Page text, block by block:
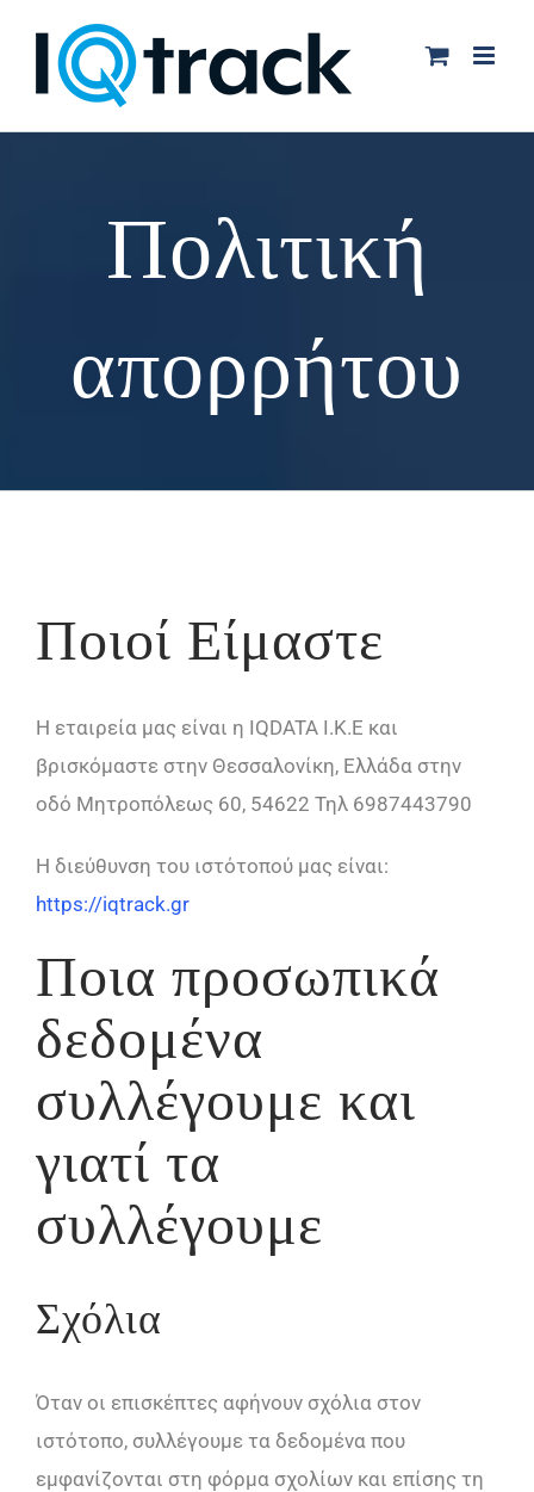
Μετάβαση
περιεχόμενο
Πολιτική
απορρήτου
Ποιοί Είμαστε
Η εταιρεία μας είναι η IQDATA I.K.E και
βρισκόμαστε στην Θεσσαλονίκη, Ελλάδα στην
οδό Μητροπόλεως 60, 54622 Τηλ 6987443790
Η διεύθυνση του ιστότοπού μας είναι:
https://iqtrack.gr
Ποια προσωπικά
δεδομένα
συλλέγουμε και
γιατί τα
συλλέγουμε
Σχόλια
Όταν οι επισκέπτες αφήνουν σχόλια στον
ιστότοπο, συλλέγουμε τα δεδομένα που
εμφανίζονται στη φόρμα σχολίων και επίσης τη